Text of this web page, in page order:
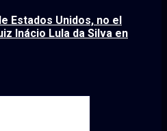
Estados Unidos, no el
Inácio Lula da Silva en